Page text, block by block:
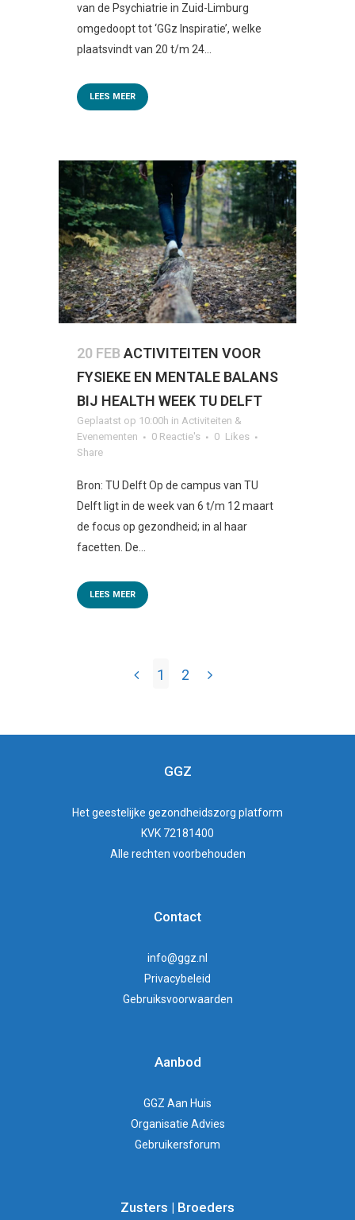
van de Psychiatrie in Zuid-Limburg
omgedoopt tot ‘GGz Inspiratie’, welke
plaatsvindt van 20 t/m 24...
LEES MEER
20 FEB ACTIVITEITEN VOOR
FYSIEKE EN MENTALE BALANS
BIJ HEALTH WEEK TU DELFT
Geplaatst op 10:00h in Activiteiten &
Evenementen
0 Reactie's 0 Likes
Share
Bron: TU Delft Op de campus van TU
Delft ligt in de week van 6 t/m 12 maart
de focus op gezondheid; in al haar
facetten. De...
LEES MEER
1 2
GGZ
Hetgeestelijke gezondheidszorg platform
KVK 72181400
Alle rechten voorbehouden
Contact
info@ggz.nl
Privacybeleid
Gebruiksvoorwaarden
Aanbod
GGZ Aan Huis
Organisatie Advies
Gebruikersforum
Zusters | Broeders